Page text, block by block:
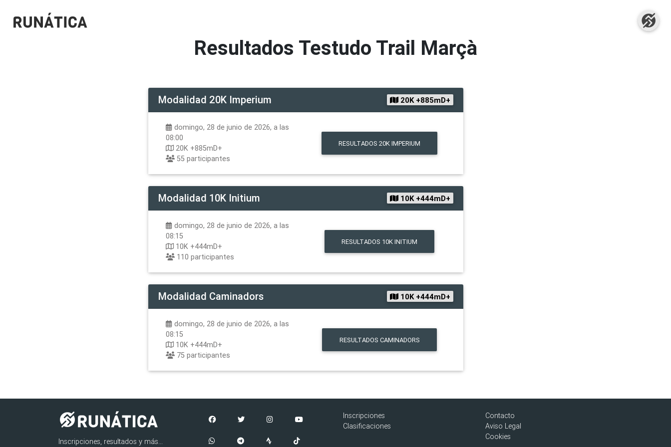
Resultados Testudo Trail Marçà
Modalidad 20K Imperium 20K +885mD+
domingo, 28 de junio de 2026, a las
08:00
20K +885mD+
55participantes
RESULTADOS 20K IMPERIUM
Modalidad 10K Initium 10K +444mD+
domingo, 28 de junio de 2026, a las
08:15
10K +444mD+
110participantes
RESULTADOS 10K INITIUM
Modalidad Caminadors 10K +444mD+
domingo, 28 de junio de 2026, a las
08:15
10K +444mD+
75participantes
RESULTADOS CAMINADORS
Inscripciones, resultados y más...
Inscripciones
Clasificaciones
Contacto
Aviso Legal
Cookies